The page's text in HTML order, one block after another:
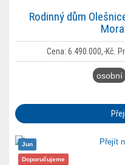
Rodinný dům
Cena: 6.490.000,-Kč.
osobní
Jun
Doporučujeme